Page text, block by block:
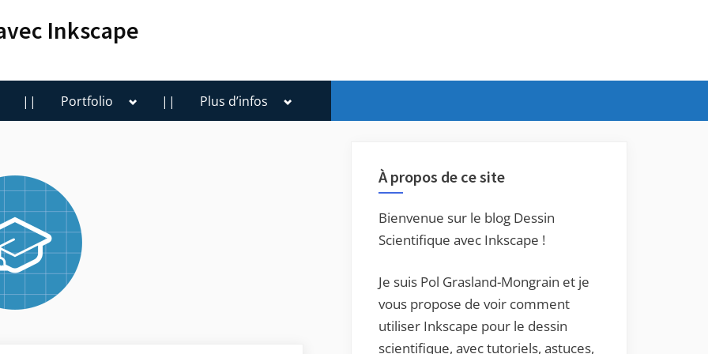
Inkscape
|| Portfolio Toggle
menu
|| Plus d’infos Toggle
menu
À propos de ce site
Bienvenue sur le blog Dessin
Scientifique avec Inkscape !
Je suis Pol Grasland-Mongrain et je
vous propose de voir comment
utiliser Inkscape pour le dessin
scientifique, avec tutoriels, astuces,